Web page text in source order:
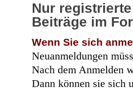
Nur
Beiträge im
Wenn Sie sich
Neuanmeldungen
Nach dem Anmelden
Dann können sie sich